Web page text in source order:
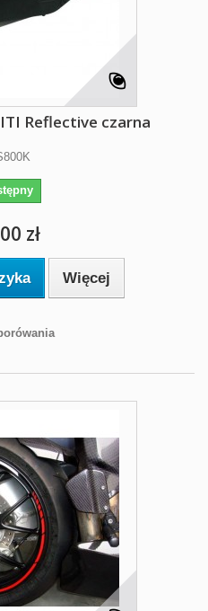
Reflective czarna
zł
Więcej